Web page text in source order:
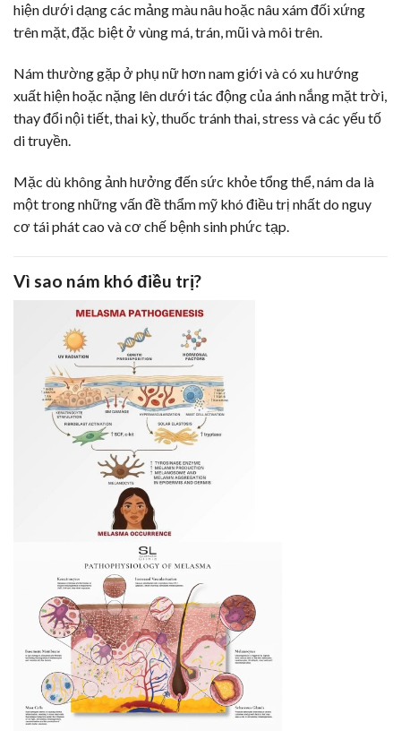
hiện dưới dạng các mảng màu nâu hoặc nâu xám đối xứng
trên mặt, đặc biệt ở vùng má, trán, mũi và môi trên.
Nám thường gặp ở phụ nữ hơn nam giới và có xu hướng
xuất hiện hoặc nặng lên dưới tác động của ánh nắng mặt trời,
thay đổi nội tiết, thai kỳ, thuốc tránh thai, stress và các yếu tố
di truyền.
Mặc dù không ảnh hưởng đến sức khỏe tổng thể, nám da là
một trong những vấn đề thẩm mỹ khó điều trị nhất do nguy
cơ tái phát cao và cơ chế bệnh sinh phức tạp.
Vì sao nám khó điều trị?